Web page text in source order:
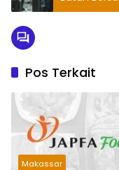
Pos Terkait
Makassar